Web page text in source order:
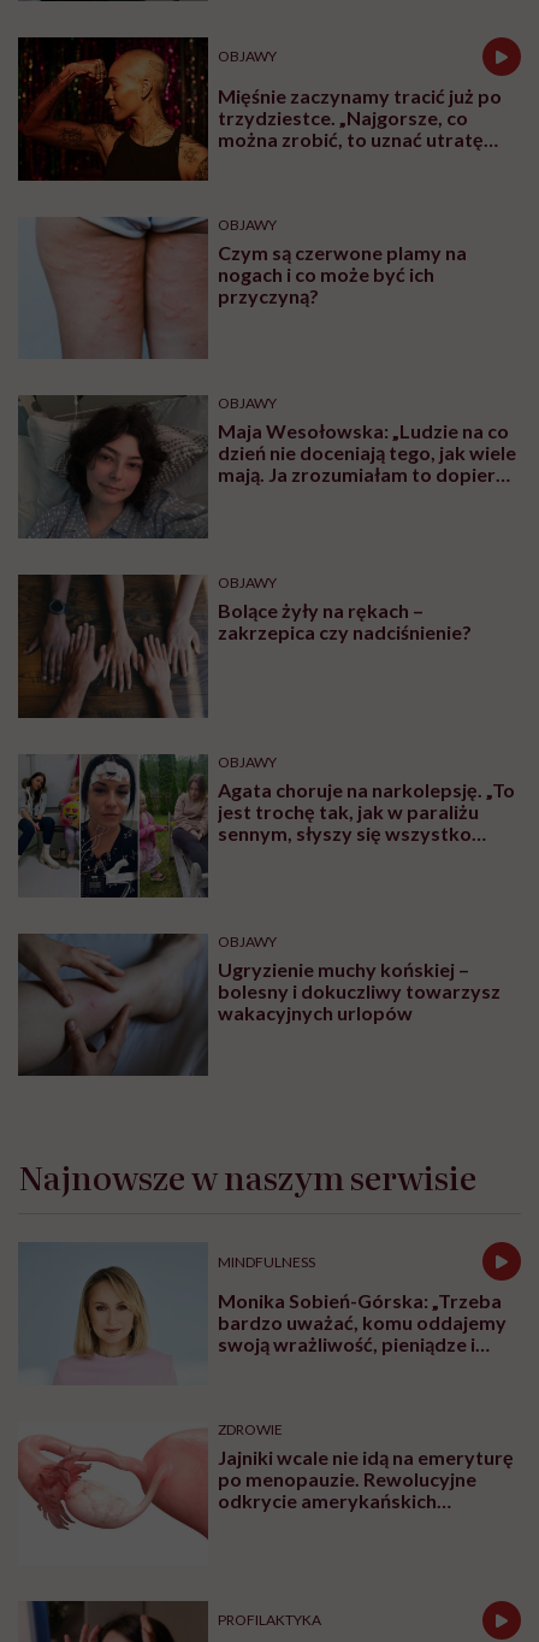
OBJAWY
Mięśnie zaczynamy tracić już po
trzydziestce. „Najgorsze, co
można zrobić, to uznać utratę
OBJAWY
Czym są czerwone plamy na
nogach i co może być ich
przyczyną?
OBJAWY
Maja Wesołowska: „Ludzie na co
dzień nie doceniają tego, jak wiele
mają. Ja zrozumiałam to dopiero,
OBJAWY
Bolące żyły na rękach –
zakrzepica czy nadciśnienie?
OBJAWY
Agata choruje na narkolepsję. „To
jest trochę tak, jak w paraliżu
sennym, słyszy się wszystko
OBJAWY
Ugryzienie muchy końskiej –
bolesny i dokuczliwy towarzysz
wakacyjnych urlopów
Najnowsze w naszym serwisie
MINDFULNESS
Monika Sobień-Górska: „Trzeba
bardzo uważać, komu oddajemy
swoją wrażliwość, pieniądze i
ZDROWIE
Jajniki wcale nie idą na emeryturę
po menopauzie. Rewolucyjne
odkrycie amerykańskich
PROFILAKTYKA